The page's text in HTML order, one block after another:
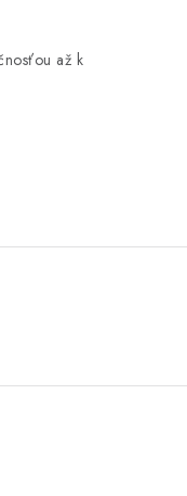
až k